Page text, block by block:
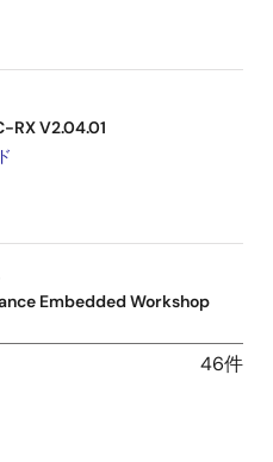
RX V2.04.01
Embedded Workshop
46件